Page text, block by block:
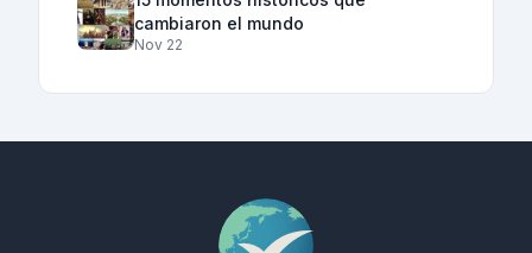
cambiaron el mundo
Nov 22